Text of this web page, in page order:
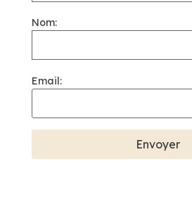
Nom:
Email: